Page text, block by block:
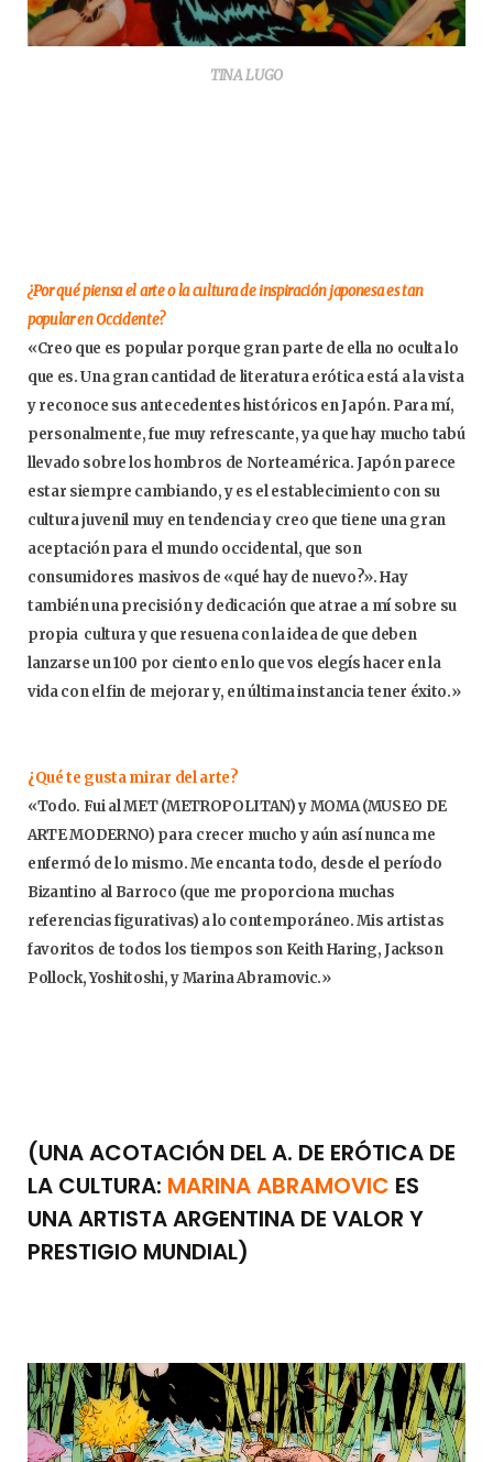
TINA LUGO
¿Por qué piensa el arte o la cultura de inspiración japonesa es tan
popular en Occidente?
«Creo que es popular porque gran parte de ella no oculta lo
que es. Una gran cantidad de literatura erótica está a la vista
y reconoce sus antecedentes históricos en Japón. Para mí,
personalmente, fue muy refrescante, ya que hay mucho tabú
llevado sobre los hombros de Norteamérica. Japón parece
estar siempre cambiando, y es el establecimiento con su
cultura juvenil muy en tendencia y creo que tiene una gran
aceptación para el mundo occidental, que son
consumidores masivos de «qué hay de nuevo?». Hay
también una precisión y dedicación que atrae a mí sobre su
propia cultura y que resuena con la idea de que deben
lanzarse un 100 por ciento en lo que vos elegís hacer en la
vida con el fin de mejorar y, en última instancia tener éxito.»
¿Qué te gusta mirar del arte?
«Todo. Fui al MET (METROPOLITAN) y MOMA (MUSEO DE
ARTE MODERNO) para crecer mucho y aún así nunca me
enfermó de lo mismo. Me encanta todo, desde el período
Bizantino al Barroco (que me proporciona muchas
referencias figurativas) a lo contemporáneo. Mis artistas
favoritos de todos los tiempos son Keith Haring, Jackson
Pollock, Yoshitoshi, y Marina Abramovic.»
(UNA ACOTACIÓN DEL A. DE ERÓTICA DE
LA CULTURA: MARINA ABRAMOVIC ES
UNA ARTISTA ARGENTINA DE VALOR Y
PRESTIGIO MUNDIAL)